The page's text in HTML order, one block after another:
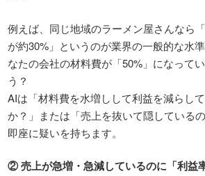
例えば、同じ地域のラーメン屋さんなら
が約30%」というのが業界の一般的な水
なたの会社の材料費が「50%」になって
う？
AIは「材料費を水増しして利益を減らし
か？」または「売上を抜いて隠している
即座に疑いを持ちます。
②売上が急増・急減しているのに「利益